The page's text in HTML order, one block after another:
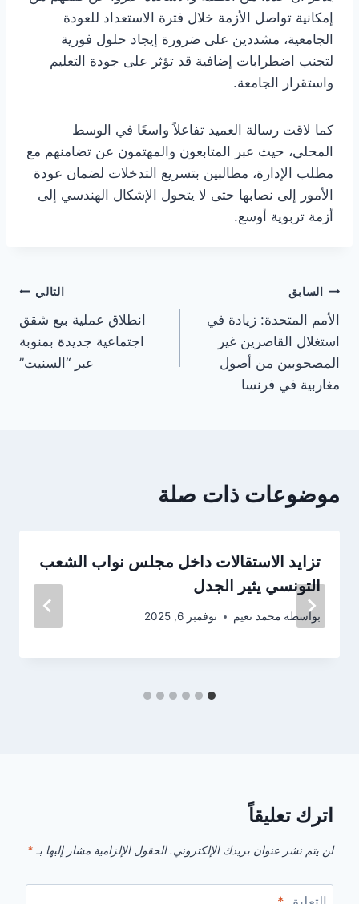
إمكانية تواصل الأزمة خلال فترة الاستعداد للعودة
الجامعية، مشددين على ضرورة إيجاد حلول فورية
لتجنب اضطرابات إضافية قد تؤثر على جودة التعليم
واستقرار الجامعة.
كما لاقت رسالة العميد تفاعلاً واسعًا في الوسط
المحلي، حيث عبر المتابعون والمهتمون عن تضامنهم مع
مطلب الإدارة، مطالبين بتسريع التدخلات لضمان عودة
الأمور إلى نصابها حتى لا يتحول الإشكال الهندسي إلى
أزمة تربوية أوسع.
تصفّح
المقالات
السابق
الأمم المتحدة: زيادة في
استغلال القاصرين غير
المصحوبين من أصول
مغاربية في فرنسا
التالي
انطلاق عملية بيع شقق
اجتماعية جديدة بمنوبة
عبر “السنيت”
موضوعات ذات صلة
تزايد الاستقالات داخل مجلس نواب الشعب
التونسي يثير الجدل
بواسطة محمد نعيم نوفمبر 6, 2025
اترك تعليقاً
لن يتم نشر عنوان بريدك الإلكتروني. الحقول الإلزامية مشار إليها بـ *